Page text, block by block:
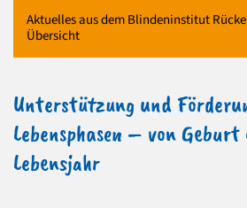
Aktuelles aus dem Blindeninstitut
Übersicht
Unterstützung und
Lebensphasen – von Geburt
Lebensjahr